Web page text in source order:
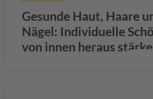
Gesunde Haut, Haare
Nägel: Individuelle
von innen heraus